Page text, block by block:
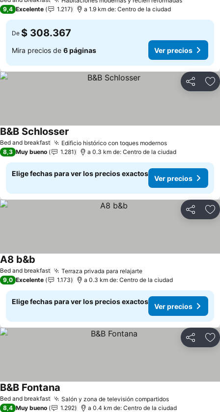
9,4 Excelente 1.217 a 1.9 km de: Centro de la ciudad
De $ 308.367
Mira precios de 6 páginas Ver precios
Compartir
Bed and breakfast Edificio histórico con toques modernos
B&B Schlosser
8,3 Muy bueno 1.281 a 0.3 km de: Centro de la ciudad
Elige fechas para ver los precios exactos
Ver precios
Compartir
Bed and breakfast Terraza privada para relajarte
A8 b&b
9,0 Excelente 1.173 a 0.3 km de: Centro de la ciudad
Elige fechas para ver los precios exactos
Ver precios
Compartir
Bed and breakfast Salón y zona de televisión compartidos
B&B Fontana
8,4 Muy bueno 1.292 a 0.4 km de: Centro de la ciudad